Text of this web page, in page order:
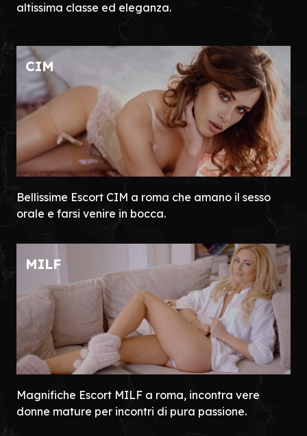
altissima classe ed eleganza.
CIM
Bellissime Escort CIM a roma che amano il sesso
orale e farsi venire in bocca.
MILF
Magnifiche Escort MILF a roma, incontra vere
donne mature per incontri di pura passione.